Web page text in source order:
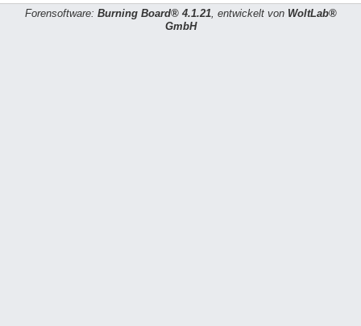
Forensoftware: Burning Board® 4.1.21, entwickelt von WoltLab®
GmbH